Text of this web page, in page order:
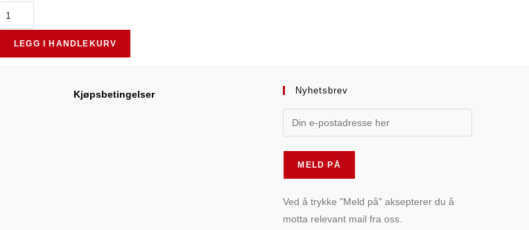
LEGG I HANDLEKURV
Kjøpsbetingelser Nyhetsbrev
Ved å trykke "Meld på" aksepterer du å
motta relevant mail fra oss.